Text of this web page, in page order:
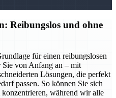
Reibungslos und ohne
für einen reibungslosen
von Anfang an – mit
Lösungen, die perfekt
passen. So können Sie sich
konzentrieren, während wir alle